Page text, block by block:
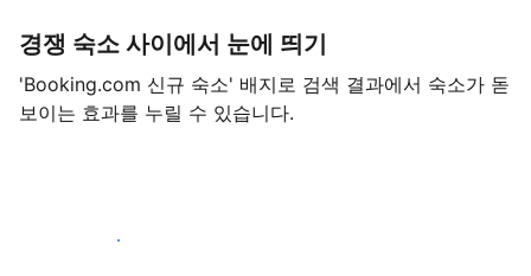
경쟁 숙소 사이에서 눈에 띄기
'Booking.com 신규 숙소' 배지로 검색 결과에서 숙소가 돋
보이는 효과를 누릴 수 있습니다.
지금 등록 시작하기